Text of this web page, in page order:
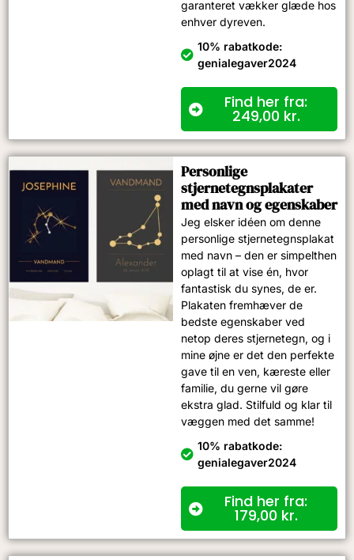
garanteret vækker glæde hos
enhver dyreven.
10% rabatkode:
genialegaver2024
Find her fra:
249,00 kr.
Personlige
stjernetegnsplakater
med navn og egenskaber
Jeg elsker idéen om denne
personlige stjernetegnsplakat
med navn – den er simpelthen
oplagt til at vise én, hvor
fantastisk du synes, de er.
Plakaten fremhæver de
bedste egenskaber ved
netop deres stjernetegn, og i
mine øjne er det den perfekte
gave til en ven, kæreste eller
familie, du gerne vil gøre
ekstra glad. Stilfuld og klar til
væggen med det samme!
10% rabatkode:
genialegaver2024
Find her fra:
179,00 kr.